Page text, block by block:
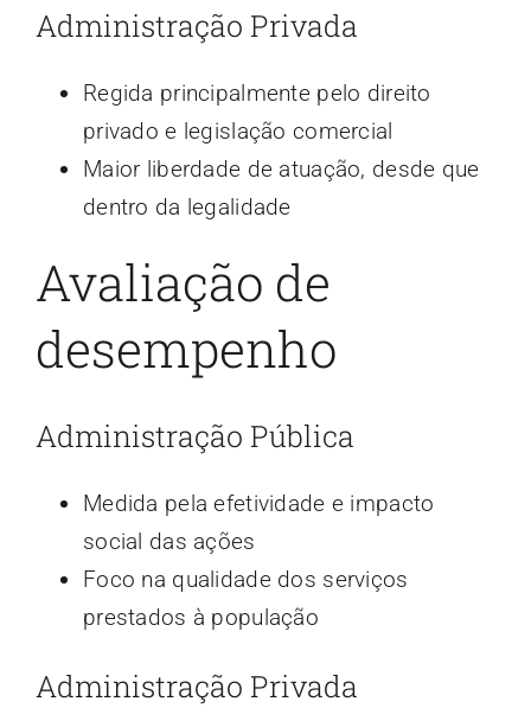
Administração Privada
Regida principalmente pelo direito
privado e legislação comercial
Maior liberdade de atuação, desde que
dentro da legalidade
Avaliação de
desempenho
Administração Pública
Medida pela efetividade e impacto
social das ações
Foco na qualidade dos serviços
prestados à população
Administração Privada